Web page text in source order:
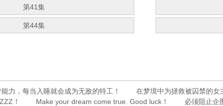
第41集
第44集
力，每当入睡就会成为无敌的特工！ 在梦境中为拯救被囚禁的
ZZZ！ Make your dream come true. Good luck！ 必须阻止